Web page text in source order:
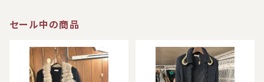
セール中の商品